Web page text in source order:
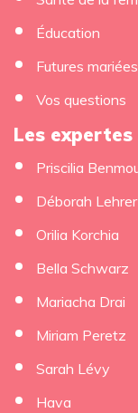
Éducation
Futures mariées
Vos questions
Les
Priscilia
Déborah Lehrer
Orilia Korchia
Bella Schwarz
Mariacha Drai
Miriam Peretz
Sarah Lévy
Hava